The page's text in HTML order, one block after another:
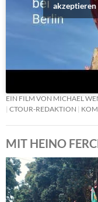
akzeptieren
EIN FILM VON MICHAEL
CTOUR-REDAKTION
MIT HEINO